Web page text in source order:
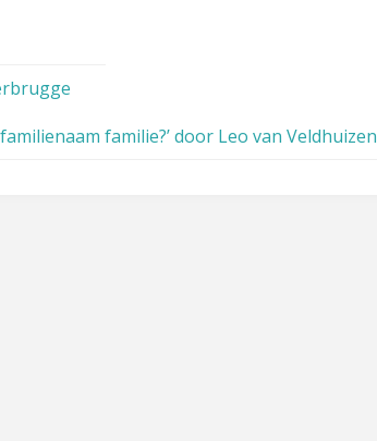
familie?’ door Leo van Veldhuizen